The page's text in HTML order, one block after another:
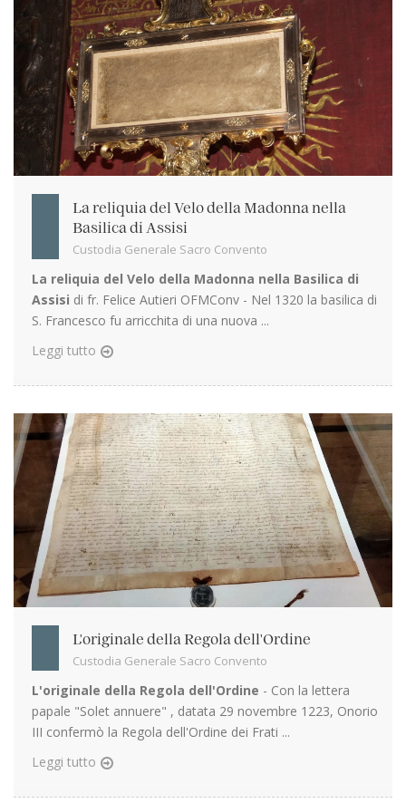
La reliquia del Velo della Madonna nella
Basilica di Assisi
Custodia Generale Sacro Convento
La reliquia del Velo della Madonna nella Basilica di
Assisi di fr. Felice Autieri OFMConv - Nel 1320 la basilica di
S. Francesco fu arricchita di una nuova ...
Leggi tutto
L'originale della Regola dell'Ordine
Custodia Generale Sacro Convento
L'originale della Regola dell'Ordine - Con la lettera
papale "Solet annuere" , datata 29 novembre 1223, Onorio
III confermò la Regola dell'Ordine dei Frati ...
Leggi tutto